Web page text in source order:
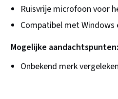
Ruisvrije microfoon voor
Compatibel met Windows
Mogelijke aandachtspunten:
Onbekend merk